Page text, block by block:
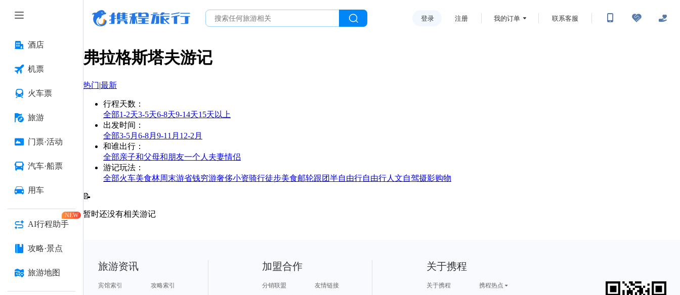
酒店
机票
火车票
旅游
门票·活动
汽车·船票
用车
AI行程助手
NEW
攻略·景点
旅游地图
登录 注册 我的订单 联系客服
弗拉格斯塔夫游记
热门|最新
行程天数 ：
全部1-2天3-5天6-8天9-14天15天以上
出发时间 ：
全部3-5月 6-8月 9-11月 12-2月
和谁出行 ：
全部亲子和父母和朋友一个人 夫妻情侣
游记玩法 ：
全部火车美食林周末游省钱穷游奢侈小资骑行徒步美食邮轮跟团半自由行自由行人文自驾摄影购物
📝
暂时还没有相关游记
旅游资讯
宾馆索引
攻略索引
加盟合作
分销联盟
友情链接
关于携程
关于携程
携程热点